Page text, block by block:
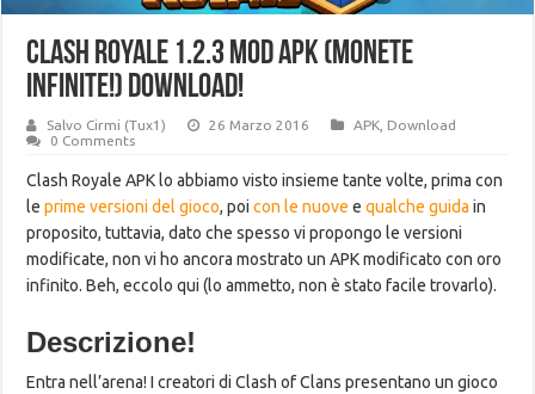
Clash Royale 1.2.3 MOD APK (Monete
infinite!) Download!
Salvo Cirmi (Tux1) 26 Marzo 2016 APK Download
0 Comments
Clash Royale APK lo abbiamo visto insieme tante volte, prima con
leprime versioni del gioco, poicon le nuove equalche guida in
proposito, tuttavia, dato che spesso vi propongo le versioni
modificate, non vi ho ancora mostrato un APK modificato con oro
infinito. Beh, eccolo qui (lo ammetto, non è stato facile trovarlo).
Descrizione!
Entra nell’arena! I creatori di Clash of Clans presentano un gioco